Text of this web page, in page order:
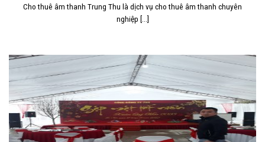
Cho thuê âm thanh Trung Thu là dịch vụ cho thuê âm thanh chuyên
nghiệp [...]